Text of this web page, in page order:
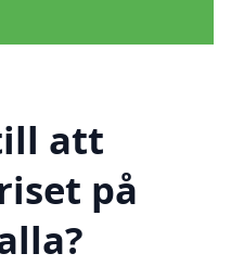
att
på